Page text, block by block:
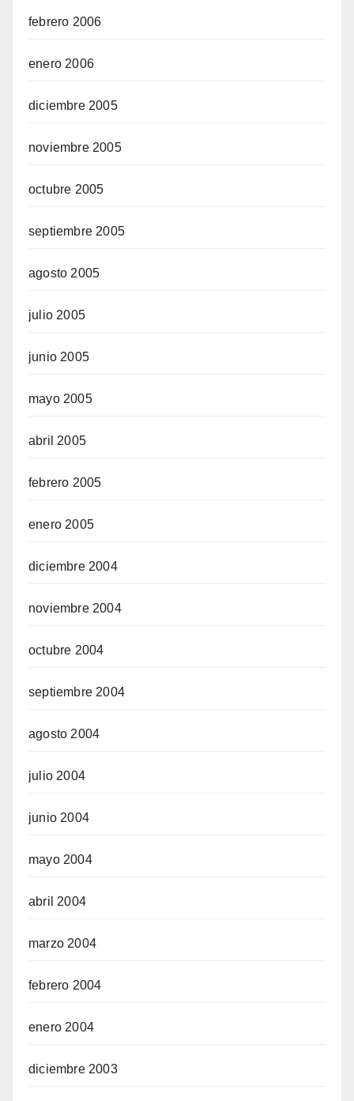
febrero 2006
enero 2006
diciembre 2005
noviembre 2005
octubre 2005
septiembre 2005
agosto 2005
julio 2005
junio 2005
mayo 2005
abril 2005
febrero 2005
enero 2005
diciembre 2004
noviembre 2004
octubre 2004
septiembre 2004
agosto 2004
julio 2004
junio 2004
mayo 2004
abril 2004
marzo 2004
febrero 2004
enero 2004
diciembre 2003